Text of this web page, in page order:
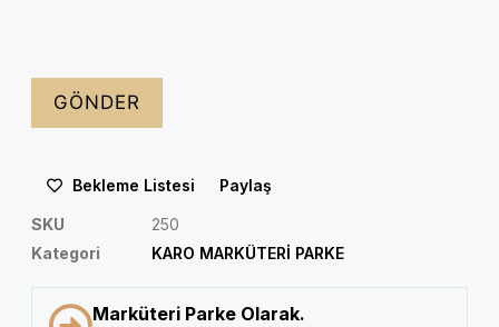
Bekleme Listesi Paylaş
SKU
250
Kategori
KARO MARKÜTERİ PARKE
Marküteri Parke Olarak.